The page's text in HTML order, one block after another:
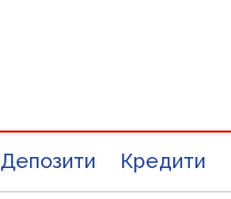
Депозити Кредити